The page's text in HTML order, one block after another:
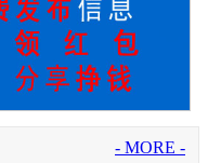
- MORE -